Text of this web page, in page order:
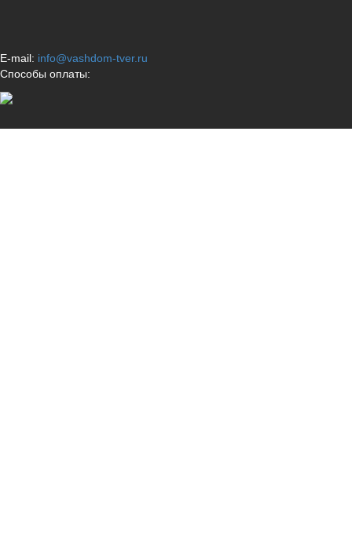
E-mail: info@vashdom-tver.ru
Способы оплаты: